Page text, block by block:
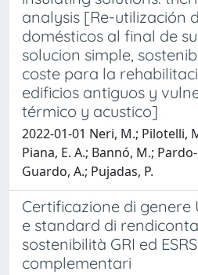
analysis [Re-utilización
domésticos al final de
solucion simple,
coste para la
edificios antiguos y
térmico y acustico]
2022-01-01 Neri, M.; Pilotelli,
Piana, E. A.; Bannó, M.;
Guardo, A.; Pujadas, P.
Certificazione di genere
e standard di
sostenibilità GRI ed
complementari